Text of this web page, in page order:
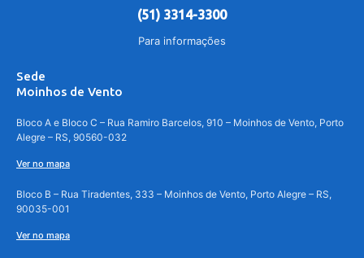
(51) 3314-3300
Para informações
Sede
Moinhos de Vento
Bloco A e Bloco C – Rua Ramiro Barcelos, 910 – Moinhos de Vento, Porto
Alegre – RS, 90560-032
Ver no mapa
Bloco B – Rua Tiradentes, 333 – Moinhos de Vento, Porto Alegre – RS,
90035-001
Ver no mapa